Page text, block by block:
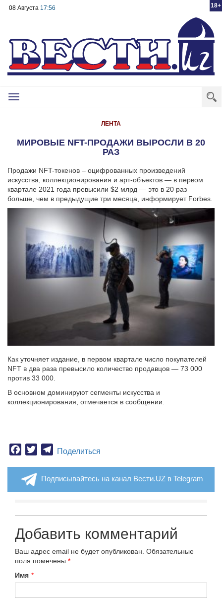
18+
08 Августа 17:56
Toggle
ЛЕНТА
МИРОВЫЕ NFT-ПРОДАЖИ ВЫРОСЛИ В 20
РАЗ
Продажи NFT-токенов – оцифрованных произведений
искусства, коллекционирования и арт-объектов — в первом
квартале 2021 года превысили $2 млрд — это в 20 раз
больше, чем в предыдущие три месяца, информирует Forbes.
Как уточняет издание, в первом квартале число покупателей
NFT в два раза превысило количество продавцов — 73 000
против 33 000.
В основном доминируют сегменты искусства и
коллекционирования, отмечается в сообщении.
Facebook
TwitterTelegram
Поделиться
Подписывайтесь на канал Вести.UZ в Telegram
Добавить комментарий
Ваш адрес email не будет опубликован. Обязательные
поля помечены *
Имя *